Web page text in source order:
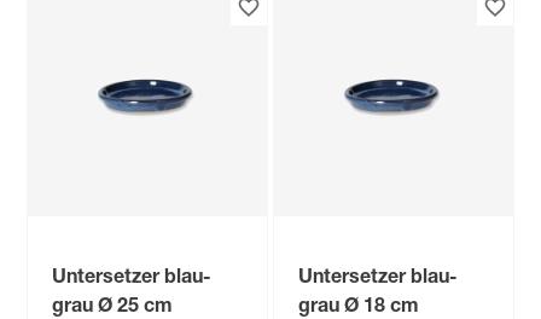
Untersetzer blau-
grau Ø 25 cm
Untersetzer blau-
grau Ø 18 cm